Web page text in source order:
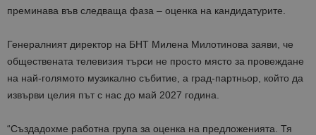
преминава във следваща фаза – оценка на кандидатурите.
Генералният директор на БНТ Милена Милотинова заяви, че
обществената телевизия търси не просто място за провеждане
на най-голямото музикално събитие, а град-партньор, който да
извърви целия път с нас до май 2027 година.
“Създадохме работна група за оценка на предложенията. Тя